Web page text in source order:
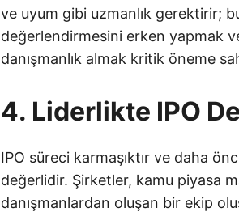
ve uyum gibi uzmanlık gerektirir;
değerlendirmesini erken yapmak
danışmanlık almak kritik öneme
4. Liderlikte IPO
IPO süreci karmaşıktır ve daha
değerlidir. Şirketler, kamu piyasa
danışmanlardan oluşan bir ekip